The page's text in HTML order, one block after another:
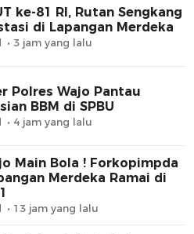
ke-81 RI, Rutan Sengkang
di Lapangan Merdeka
3 jam yang lalu
Polres Wajo Pantau
BBM di SPBU
4 jam yang lalu
Main Bola ! Forkopimpda
Merdeka Ramai di
13 jam yang lalu